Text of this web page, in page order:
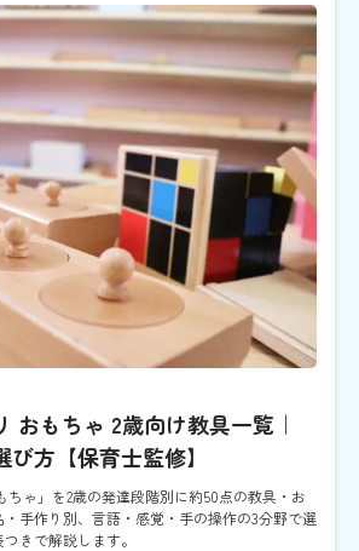
おもちゃ 2歳向け教具一覧｜
方【保育士監修】
ちゃ」を2歳の発達段階別に約50点の教具・お
手作り別、言語・感覚・手の操作の3分野で選
きで解説します。